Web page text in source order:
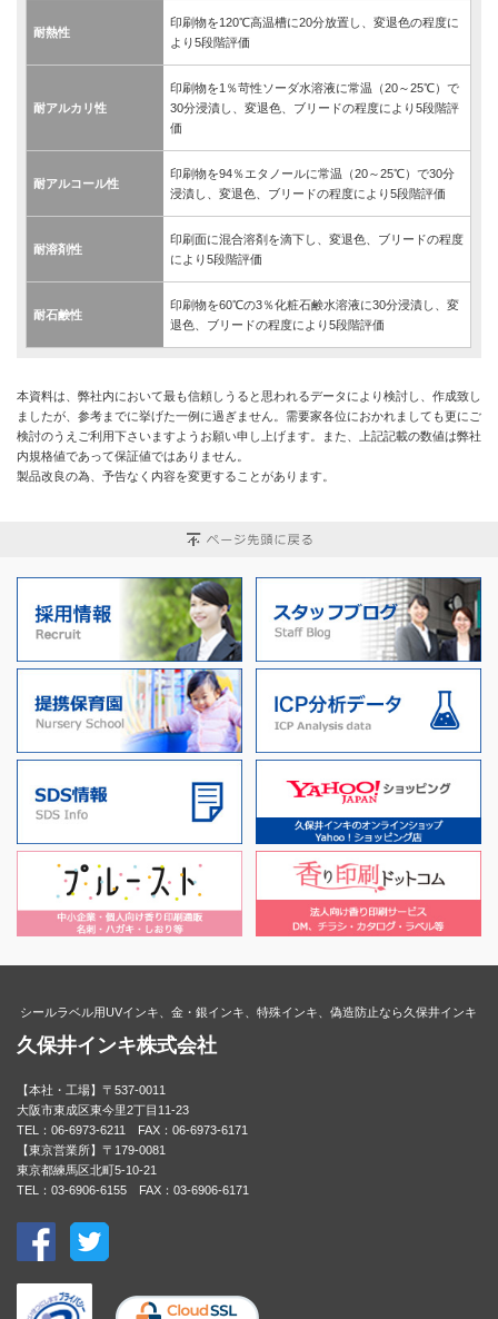
耐熱性
印刷物を120℃高温槽に20分放置し、変退色の程度に
より5段階評価
耐アルカリ性
印刷物を1％苛性ソーダ水溶液に常温（20～25℃）で
30分浸漬し、変退色、ブリードの程度により5段階評
価
耐アルコール性
印刷物を94％エタノールに常温（20～25℃）で30分
浸漬し、変退色、ブリードの程度により5段階評価
耐溶剤性
印刷面に混合溶剤を滴下し、変退色、ブリードの程度
により5段階評価
耐石鹸性
印刷物を60℃の3％化粧石鹸水溶液に30分浸漬し、変
退色、ブリードの程度により5段階評価
本資料は、弊社内において最も信頼しうると思われるデータにより検討し、作成致し
ましたが、参考までに挙げた一例に過ぎません。需要家各位におかれましても更にご
検討のうえご利用下さいますようお願い申し上げます。また、上記記載の数値は弊社
内規格値であって保証値ではありません。
製品改良の為、予告なく内容を変更することがあります。
シールラベル用UVインキ、金・銀インキ、特殊インキ、偽造防止なら久保井インキ
久保井インキ株式会社
【本社・工場】〒537-0011
大阪市東成区東今里2丁目11-23
TEL：06-6973-6211 FAX：06-6973-6171
【東京営業所】〒179-0081
東京都練馬区北町5-10-21
TEL：03-6906-6155 FAX：03-6906-6171